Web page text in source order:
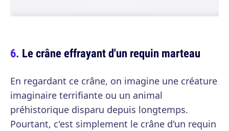
Le crâne effrayant d'un requin marteau
En regardant ce crâne, on imagine une créature
imaginaire terrifiante ou un animal
préhistorique disparu depuis longtemps.
Pourtant, c'est simplement le crâne d'un requin